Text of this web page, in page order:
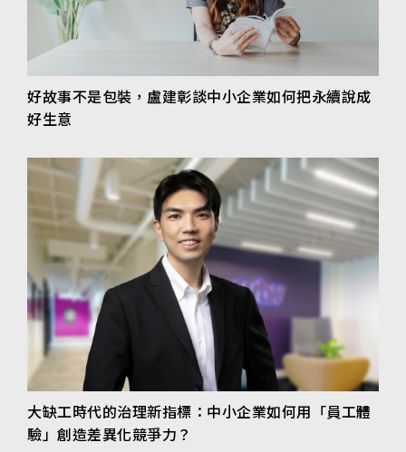
好故事不是包裝，盧建彰談中小企業如何把永續說成
好生意
大缺工時代的治理新指標：中小企業如何用「員工體
驗」創造差異化競爭力？